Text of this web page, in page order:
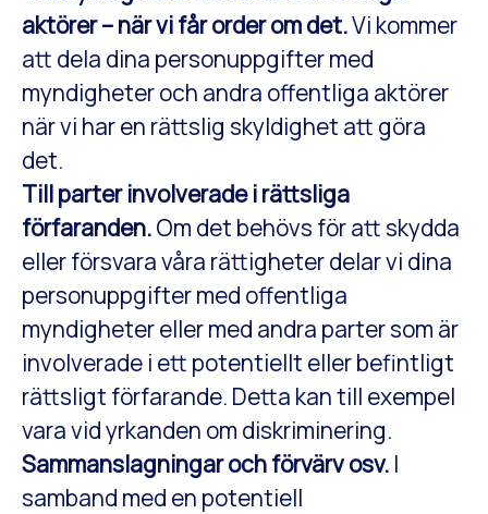
aktörer – när vi får order om det.Vi kommer
att dela dina personuppgifter med
myndigheter och andra offentliga aktörer
när vi har en rättslig skyldighet att göra
det.
Till parter involverade i rättsliga
förfaranden.Om det behövs för att skydda
eller försvara våra rättigheter delar vi dina
personuppgifter med offentliga
myndigheter eller med andra parter som är
involverade i ett potentiellt eller befintligt
rättsligt förfarande. Detta kan till exempel
vara vid yrkanden om diskriminering.
Sammanslagningar och förvärv osv. I
samband med en potentiell